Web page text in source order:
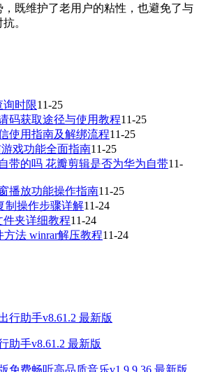
既维护了老用户的粘性，也避免了与
。
询时限11-25
码获取途径与使用教程11-25
使用指南及解绑流程11-25
游戏功能全面指南11-25
带的吗 花瓣剪辑是否为华为自带11-
播放功能操作指南11-25
制操作步骤详解11-24
件夹详细教程11-24
方法 winrar解压教程11-24
助手v8.61.2 最新版